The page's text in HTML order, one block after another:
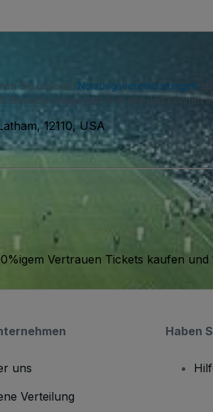
Sie unseren Nutzungsvereinbarungen
Benachrichtigungen von uns und können
12110, USA
Vertrauen Tickets kaufen
uns
Verteilung
Haben